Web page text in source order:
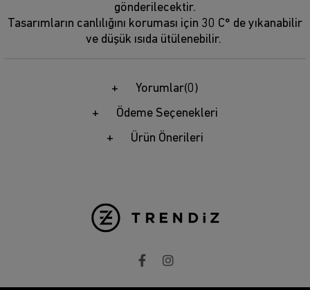
gönderilecektir.
Tasarımların canlılığını koruması için 30 C° de yıkanabilir
ve düşük ısıda ütülenebilir.
Yorumlar(0)
Ödeme Seçenekleri
Ürün Önerileri